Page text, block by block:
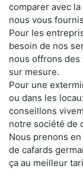
comparer avec
nous vous
Pour les
besoin de nos
nous offrons
sur mesure.
Pour une
ou dans les
conseillons
notre société de
Nous prenons
de cafards
ça au meilleur